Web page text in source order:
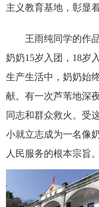
主义教育基地，彰显
王雨纯同学的作
奶奶15岁入团，18岁
生产生活中，奶奶始
献。有一次芦苇地深
同志和群众救火。受
小就立志成为一名像
人民服务的根本宗旨。